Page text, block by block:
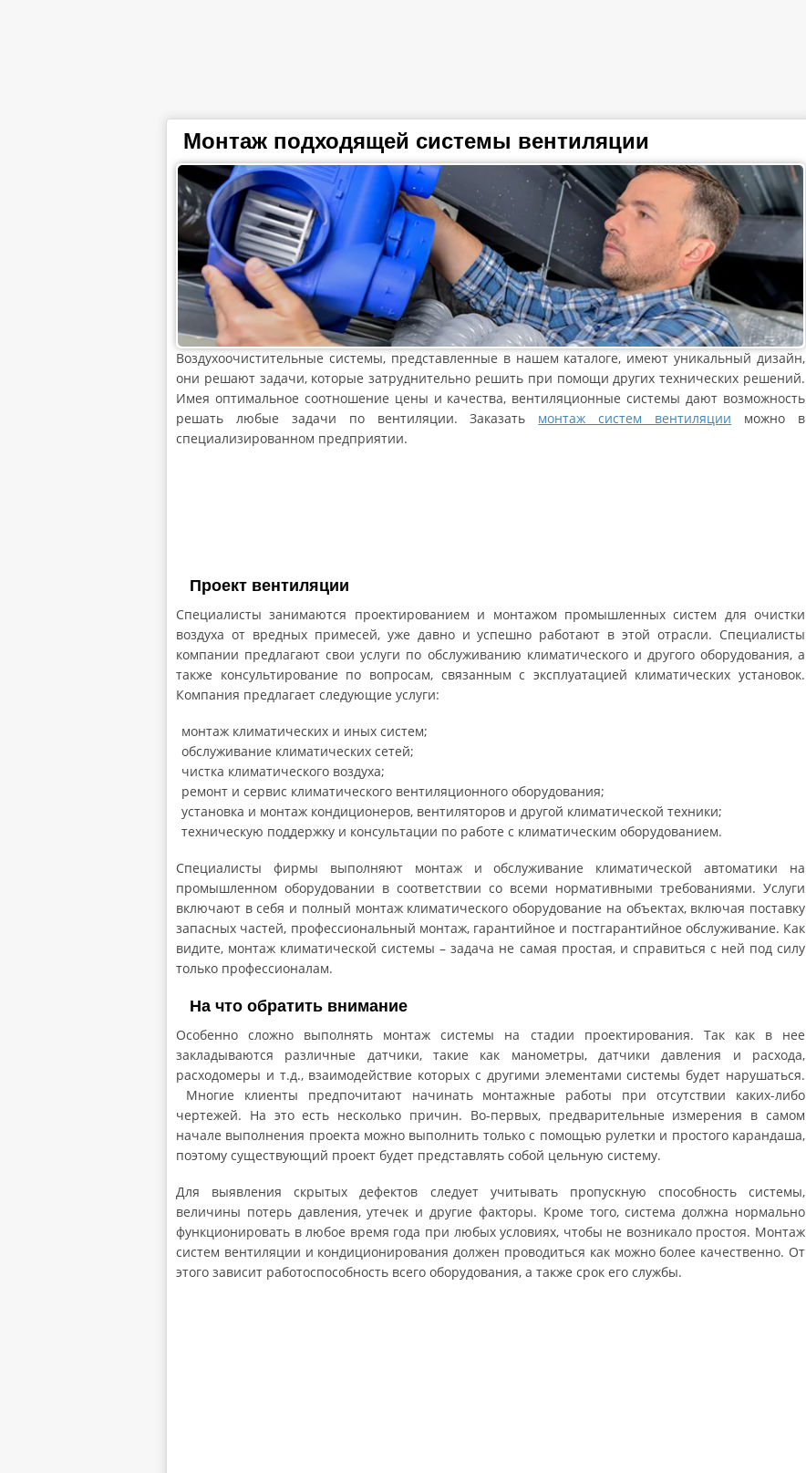
Монтаж подходящей системы вентиляции
Воздухоочистительные системы, представленные в нашем каталоге, имеют уникальный дизайн,
они решают задачи, которые затруднительно решить при помощи других технических решений.
Имея оптимальное соотношение цены и качества, вентиляционные системы дают возможность
решать любые задачи по вентиляции. Заказать монтаж систем вентиляции можно в
специализированном предприятии.
Проект вентиляции
Специалисты занимаются проектированием и монтажом промышленных систем для очистки
воздуха от вредных примесей, уже давно и успешно работают в этой отрасли. Специалисты
компании предлагают свои услуги по обслуживанию климатического и другого оборудования, а
также консультирование по вопросам, связанным с эксплуатацией климатических установок.
Компания предлагает следующие услуги:
монтаж климатических и иных систем;
обслуживание климатических сетей;
чистка климатического воздуха;
ремонт и сервис климатического вентиляционного оборудования;
установка и монтаж кондиционеров, вентиляторов и другой климатической техники;
техническую поддержку и консультации по работе с климатическим оборудованием.
Специалисты фирмы выполняют монтаж и обслуживание климатической автоматики на
промышленном оборудовании в соответствии со всеми нормативными требованиями. Услуги
включают в себя и полный монтаж климатического оборудование на объектах, включая поставку
запасных частей, профессиональный монтаж, гарантийное и постгарантийное обслуживание. Как
видите, монтаж климатической системы – задача не самая простая, и справиться с ней под силу
только профессионалам.
На что обратить внимание
Особенно сложно выполнять монтаж системы на стадии проектирования. Так как в нее
закладываются различные датчики, такие как манометры, датчики давления и расхода,
расходомеры и т.д., взаимодействие которых с другими элементами системы будет нарушаться.
Многие клиенты предпочитают начинать монтажные работы при отсутствии каких-либо
чертежей. На это есть несколько причин. Во-первых, предварительные измерения в самом
начале выполнения проекта можно выполнить только с помощью рулетки и простого карандаша,
поэтому существующий проект будет представлять собой цельную систему.
Для выявления скрытых дефектов следует учитывать пропускную способность системы,
величины потерь давления, утечек и другие факторы. Кроме того, система должна нормально
функционировать в любое время года при любых условиях, чтобы не возникало простоя. Монтаж
систем вентиляции и кондиционирования должен проводиться как можно более качественно. От
этого зависит работоспособность всего оборудования, а также срок его службы.